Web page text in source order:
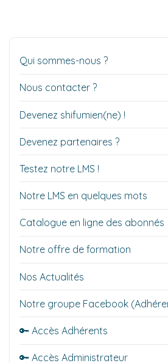
Qui sommes-nous ?
Nous contacter ?
Devenez shifumien(ne) !
Devenez partenaires ?
Testez notre LMS !
Notre LMS en quelques mots
Catalogue en ligne des abonnés
Notre offre de formation
Nos Actualités
Notre groupe Facebook
🔑 Accès Adhérents
🔑 Accès Administrateur